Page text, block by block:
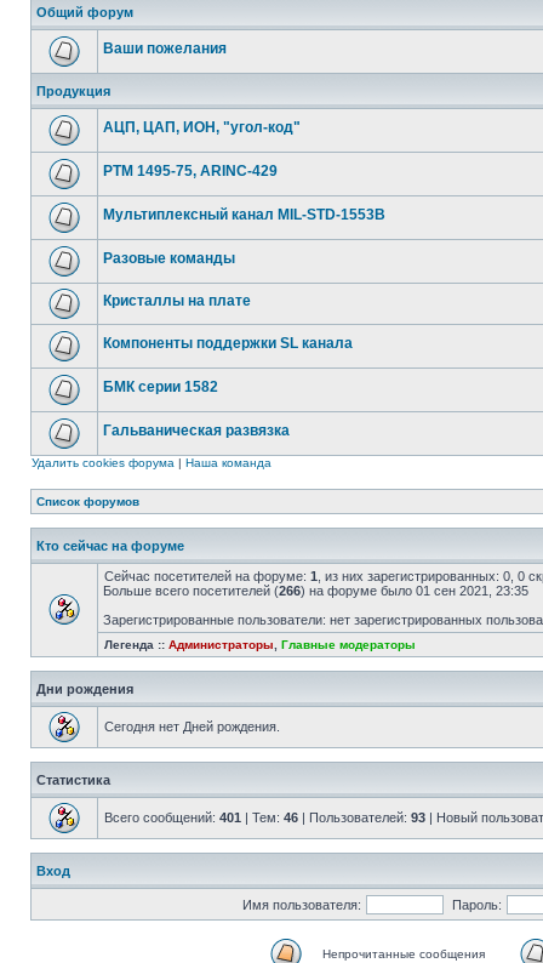
Общий форум
Ваши пожелания
Продукция
АЦП, ЦАП, ИОН, "угол-код"
РТМ 1495-75, ARINC-429
Мультиплексный канал MIL-STD-1553B
Разовые команды
Кристаллы на плате
Компоненты поддержки SL канала
БМК серии 1582
Гальваническая развязка
Удалить cookies форума | Наша команда
Список форумов
Кто сейчас на форуме
Сейчас посетителей на форуме: 1 , из них зарегистрированных: 0, 0
Больше всего посетителей (266) на форуме было 01 сен 2021, 23:35
Зарегистрированные пользователи: нет зарегистрированных
Легенда :: Администраторы Главные модераторы
Дни рождения
Сегодня нет Дней рождения.
Статистика
Всего сообщений: 401 | Тем: 46 | Пользователей: 93 | Новый
Вход
Имя пользователя: Пароль:
Непрочитанные сообщения